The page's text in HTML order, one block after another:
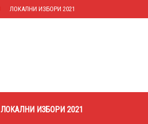
ЛОКАЛНИ ИЗБОРИ 2021
ЛОКАЛНИ ИЗБОРИ 2021